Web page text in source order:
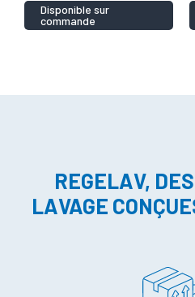
Disponible sur
commande
REGELAV,
LAVAGE